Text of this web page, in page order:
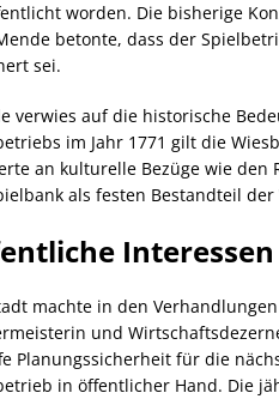
worden. Die bisherige
betonte, dass der
sei.
verwies auf die historische
im Jahr 1771 gilt die
an kulturelle Bezüge wie den
als festen Bestandteil
machte in den
und
Planungssicherheit für die
in öffentlicher Hand. Die